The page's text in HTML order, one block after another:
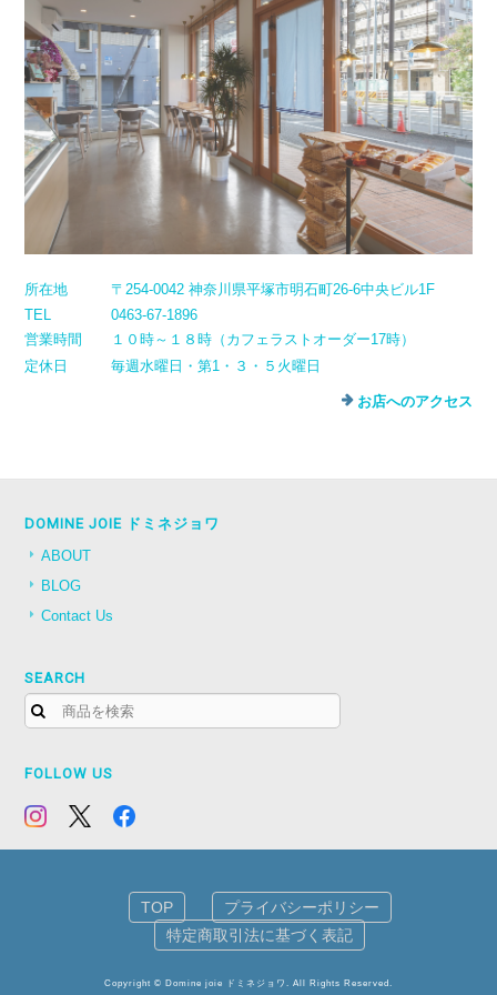
所在地
〒254-0042 神奈川県平塚市明石町26-6中央ビル1F
TEL
0463-67-1896
営業時間
１０時～１８時（カフェラストオーダー17時）
定休日
毎週水曜日・第1・３・５火曜日
お店へのアクセス
DOMINE JOIE ドミネジョワ
ABOUT
BLOG
Contact Us
SEARCH
FOLLOW US
TOP
プライバシーポリシー
特定商取引法に基づく表記
Copyright © Domine joie ドミネジョワ. All Rights Reserved.